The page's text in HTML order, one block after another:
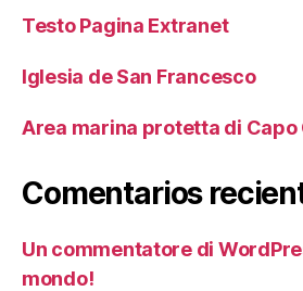
Testo Pagina Extranet
Iglesia de San Francesco
Area marina protetta di Capo
Comentarios
Un commentatore di
mondo!